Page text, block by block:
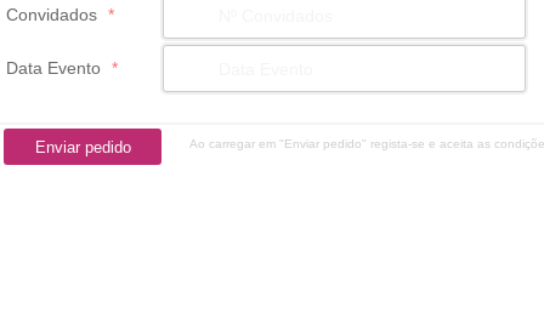
Convidados *
Data Evento *
Ao carregar em "Enviar pedido" regista-se e aceita as